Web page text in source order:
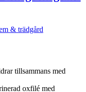
& trädgård
tillsammans med
oxfilé med